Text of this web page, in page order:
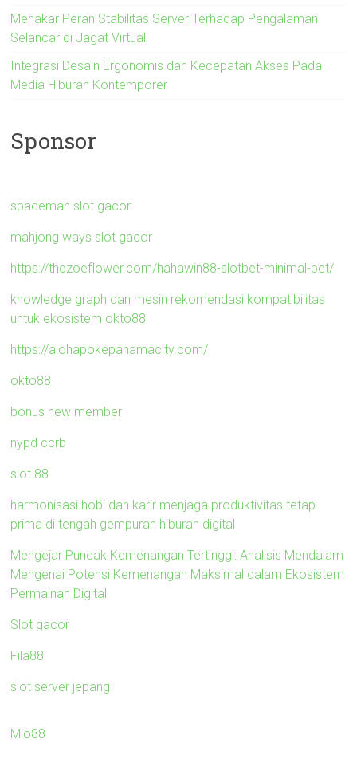
Menakar Peran Stabilitas Server Terhadap Pengalaman
Selancar di Jagat Virtual
Integrasi Desain Ergonomis dan Kecepatan Akses Pada
Media Hiburan Kontemporer
Sponsor
spaceman slot gacor
mahjong ways slot gacor
https://thezoeflower.com/hahawin88-slotbet-minimal-bet/
knowledge graph dan mesin rekomendasi kompatibilitas
untuk ekosistem okto88
https://alohapokepanamacity.com/
okto88
bonus new member
nypd ccrb
slot 88
harmonisasi hobi dan karir menjaga produktivitas tetap
prima di tengah gempuran hiburan digital
Mengejar Puncak Kemenangan Tertinggi: Analisis Mendalam
Mengenai Potensi Kemenangan Maksimal dalam Ekosistem
Permainan Digital
Slot gacor
Fila88
slot server jepang
Mio88